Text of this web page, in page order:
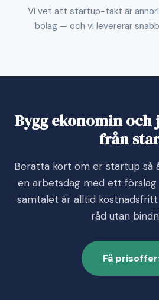
Vi vet att startup-takt är
bolag — och vi levererar
Bygg ekonomin
från
Berätta kort om er startup så
en arbetsdag med ett förslag
samtalet är alltid
råd utan
Få